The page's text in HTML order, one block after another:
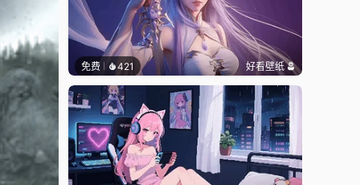
免费 421 好看壁纸